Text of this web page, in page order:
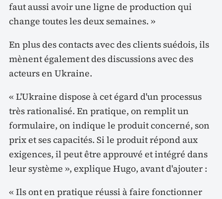
faut aussi avoir une ligne de production qui
change toutes les deux semaines. »
En plus des contacts avec des clients suédois, ils
mènent également des discussions avec des
acteurs en Ukraine.
« L'Ukraine dispose à cet égard d'un processus
très rationalisé. En pratique, on remplit un
formulaire, on indique le produit concerné, son
prix et ses capacités. Si le produit répond aux
exigences, il peut être approuvé et intégré dans
leur système », explique Hugo, avant d'ajouter :
« Ils ont en pratique réussi à faire fonctionner